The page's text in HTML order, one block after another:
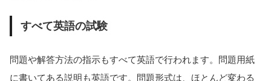
すべて英語の試験
問題や解答方法の指示もすべて英語で行われます。問題用紙
に書いてある説明も英語です。問題形式は、ほとんど変わる